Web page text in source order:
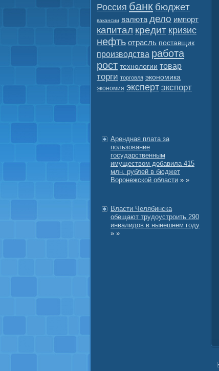
Россия банк бюджет
вакансии валюта дело импорт
капитал кредит кризис
нефть отрасль поставщик
производства работа
рост технологии товар
торги торговля экономика
экономия эксперт экспорт
Арендная плата за
пользование
государственным
имуществом добавила 415
млн. рублей в бюджет
Воронежской области » »
Власти Челябинска
обещают трудоустроить 290
инвалидов в нынешнем году
» »